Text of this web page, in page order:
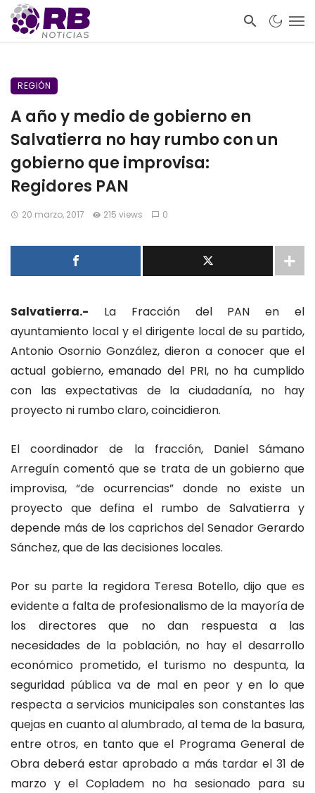
REGIÓN
A año y medio de gobierno en
Salvatierra no hay rumbo con un
gobierno que improvisa:
Regidores PAN
20 marzo, 2017 215 views 0
Salvatierra.- La Fracción del PAN en el
ayuntamiento local y el dirigente local de su partido,
Antonio Osornio González, dieron a conocer que el
actual gobierno, emanado del PRI, no ha cumplido
con las expectativas de la ciudadanía, no hay
proyecto ni rumbo claro, coincidieron.
El coordinador de la fracción, Daniel Sámano
Arreguín comentó que se trata de un gobierno que
improvisa, “de ocurrencias” donde no existe un
proyecto que defina el rumbo de Salvatierra y
depende más de los caprichos del Senador Gerardo
Sánchez, que de las decisiones locales.
Por su parte la regidora Teresa Botello, dijo que es
evidente a falta de profesionalismo de la mayoría de
los directores que no dan respuesta a las
necesidades de la población, no hay el desarrollo
económico prometido, el turismo no despunta, la
seguridad pública va de mal en peor y en lo que
respecta a servicios municipales son constantes las
quejas en cuanto al alumbrado, al tema de la basura,
entre otros, en tanto que el Programa General de
Obra deberá estar aprobado a más tardar el 31 de
marzo y el Copladem no ha sesionado para su